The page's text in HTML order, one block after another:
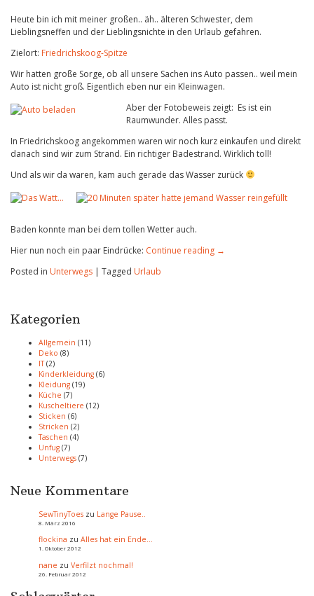
Heute bin ich mit meiner großen.. äh.. älteren Schwester, dem
Lieblingsneffen und der Lieblingsnichte in den Urlaub gefahren.
Zielort: Friedrichskoog-Spitze
Wir hatten große Sorge, ob all unsere Sachen ins Auto passen.. weil mein
Auto ist nicht groß. Eigentlich eben nur ein Kleinwagen.
Aber der Fotobeweis zeigt: Es ist ein
Raumwunder. Alles passt.
In Friedrichskoog angekommen waren wir noch kurz einkaufen und direkt
danach sind wir zum Strand. Ein richtiger Badestrand. Wirklich toll!
Und als wir da waren, kam auch gerade das Wasser zurück
Baden konnte man bei dem tollen Wetter auch.
Hier nun noch ein paar Eindrücke: Continue reading →
Posted in Unterwegs | Tagged Urlaub
Kategorien
Allgemein (11)
Deko (8)
IT(2)
Kinderkleidung (6)
Kleidung (19)
Küche (7)
Kuscheltiere (12)
Sticken (6)
Stricken (2)
Taschen (4)
Unfug (7)
Unterwegs (7)
Neue Kommentare
SewTinyToes zu Lange Pause..
8. März 2016
flockina zu Alles hat ein Ende…
1. Oktober 2012
nane zu Verfilzt nochmal!
26. Februar 2012